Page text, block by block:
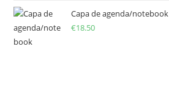
Capa de agenda/notebook
€18.50